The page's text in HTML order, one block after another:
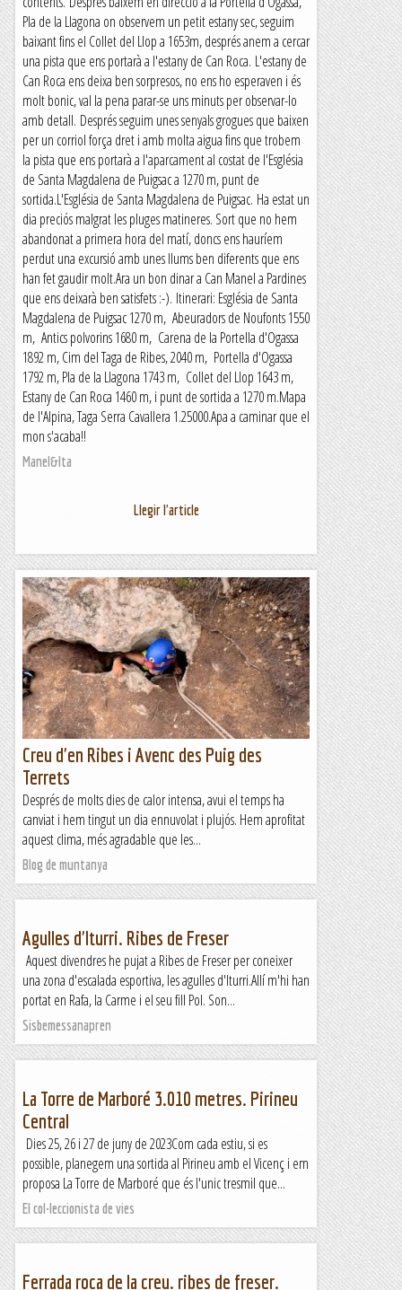
Pla de la Llagona on observem un petit estany sec, seguim
baixant fins el Collet del Llop a 1653m, després anem a cercar
una pista que ens portarà a l'estany de Can Roca. L'estany de
Can Roca ens deixa ben sorpresos, no ens ho esperaven i és
molt bonic, val la pena parar-se uns minuts per observar-lo
amb detall. Després seguim unes senyals grogues que baixen
per un corriol força dret i amb molta aigua fins que trobem
la pista que ens portarà a l'aparcament al costat de l'Església
de Santa Magdalena de Puigsac a 1270 m, punt de
sortida.L'Església de Santa Magdalena de Puigsac. Ha estat un
dia preciós malgrat les pluges matineres. Sort que no hem
abandonat a primera hora del matí, doncs ens hauríem
perdut una excursió amb unes llums ben diferents que ens
han fet gaudir molt.Ara un bon dinar a Can Manel a Pardines
que ens deixarà ben satisfets :-). Itinerari: Església de Santa
Magdalena de Puigsac 1270 m, Abeuradors de Noufonts 1550
m, Antics polvorins 1680 m, Carena de la Portella d'Ogassa
1892 m, Cim del Taga de Ribes, 2040 m, Portella d'Ogassa
1792 m, Pla de la Llagona 1743 m, Collet del Llop 1643 m,
Estany de Can Roca 1460 m, i punt de sortida a 1270 m.Mapa
de l'Alpina, Taga Serra Cavallera 1.25000.Apa a caminar que el
mon s'acaba!!
Manel&Ita
Llegir l'article
Creu d'en Ribes i Avenc des Puig des
Terrets
Després de molts dies de calor intensa, avui el temps ha
canviat i hem tingut un dia ennuvolat i plujós. Hem aprofitat
aquest clima, més agradable que les...
Blog de muntanya
Agulles d'Iturri. Ribes de Freser
Aquest divendres he pujat a Ribes de Freser per coneixer
una zona d'escalada esportiva, les agulles d'Iturri.Allí m'hi han
portat en Rafa, la Carme i el seu fill Pol. Son...
Sisbemessanapren
La Torre de Marboré 3.010 metres. Pirineu
Central
Dies 25, 26 i 27 de juny de 2023Com cada estiu, si es
possible, planegem una sortida al Pirineu amb el Vicenç i em
proposa La Torre de Marboré que és l'unic tresmil que...
El col·leccionista de vies
Ferrada roca de la creu. ribes de freser.